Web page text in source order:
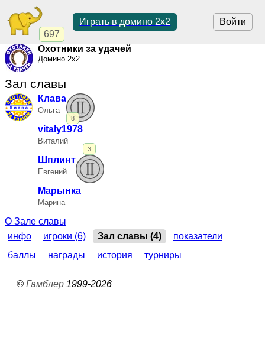
697
Войти
Играть в домино 2x2
Охотники за удачей
Домино 2x2
Зал славы
Клава
Ольга
8
vitaly1978
Виталий
3
Шплинт
Евгений
Марынка
Марина
О Зале славы
инфо
игроки (6) Зал славы (4)
показатели
баллы
награды история турниры
© Гамблер1999-2026